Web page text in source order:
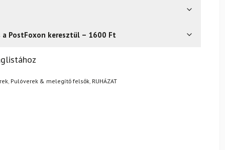
a PostFoxon keresztül – 1600 Ft
gond – a terméket egyszerűen visszaküldheti 14
, Pulóverek & melegítő felsők, RUHÁZAT